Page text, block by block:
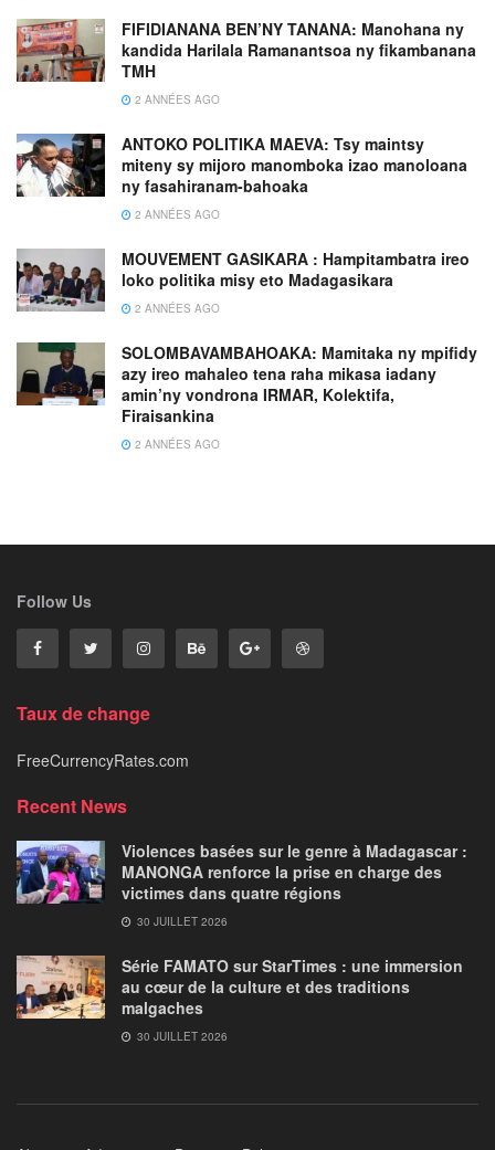
FIFIDIANANA BEN’NY TANANA: Manohana ny
kandida Harilala Ramanantsoa ny fikambanana
TMH
2 ANNÉES AGO
ANTOKO POLITIKA MAEVA: Tsy maintsy
miteny sy mijoro manomboka izao manoloana
ny fasahiranam-bahoaka
2 ANNÉES AGO
MOUVEMENT GASIKARA : Hampitambatra ireo
loko politika misy eto Madagasikara
2 ANNÉES AGO
SOLOMBAVAMBAHOAKA: Mamitaka ny mpifidy
azy ireo mahaleo tena raha mikasa iadany
amin’ny vondrona IRMAR, Kolektifa,
Firaisankina
2 ANNÉES AGO
Follow Us
Taux de change
FreeCurrencyRates.com
Recent News
Violences basées sur le genre à Madagascar :
MANONGA renforce la prise en charge des
victimes dans quatre régions
30 JUILLET 2026
Série FAMATO sur StarTimes : une immersion
au cœur de la culture et des traditions
malgaches
30 JUILLET 2026